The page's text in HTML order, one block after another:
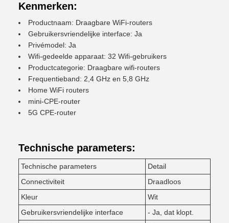
Kenmerken:
Productnaam: Draagbare WiFi-routers
Gebruikersvriendelijke interface: Ja
Privémodel: Ja
Wifi-gedeelde apparaat: 32 Wifi-gebruikers
Productcategorie: Draagbare wifi-routers
Frequentieband: 2,4 GHz en 5,8 GHz
Home WiFi routers
mini-CPE-router
5G CPE-router
Technische parameters:
Technische parameters
Detail
Connectiviteit
Draadloos
Kleur
Wit
Gebruikersvriendelijke interface
- Ja, dat klopt.